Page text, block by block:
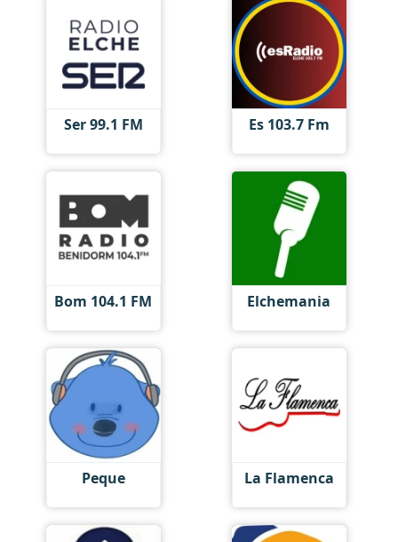
Ser 99.1 FM Es 103.7 Fm
Bom 104.1 FM Elchemania
Peque La Flamenca